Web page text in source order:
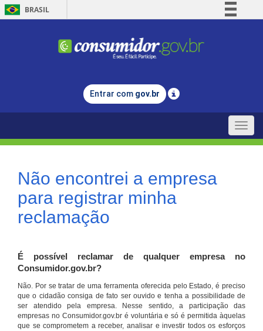
BRASIL
Comunica BR
Legislação
Entrar com gov.br
Toggle
Não encontrei a empresa
para registrar minha
reclamação
É possível reclamar de qualquer empresa no
Consumidor.gov.br?
Não. Por se tratar de uma ferramenta oferecida pelo Estado, é preciso
que o cidadão consiga de fato ser ouvido e tenha a possibilidade de
ser atendido pela empresa. Nesse sentido, a participação das
empresas no Consumidor.gov.br é voluntária e só é permitida àquelas
que se comprometem a receber, analisar e investir todos os esforços